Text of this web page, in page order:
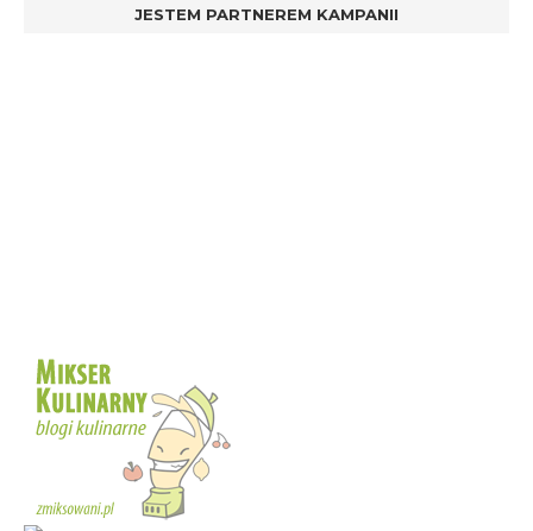
JESTEM PARTNEREM KAMPANII